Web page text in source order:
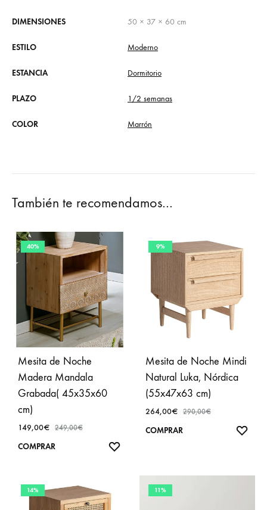
DIMENSIONES 50 × 37 × 60 cm
ESTILO Moderno
ESTANCIA Dormitorio
PLAZO 1/2 semanas
COLOR Marrón
También te recomendamos…
40%
Mesita de Noche
Madera Mandala
Grabada( 45x35x60
cm)
149,00€ 249,00€
COMPRAR
FAVORITOS
9%
Mesita de Noche Mindi
Natural Luka, Nórdica
(55x47x63 cm)
264,00€ 290,00€
COMPRAR
14% 11%